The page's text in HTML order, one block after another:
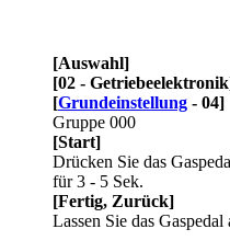
[Auswahl]
[02 -
[Grundeinstellung - 04]
Gruppe 000
[Start]
Drücken Sie das
für 3 - 5 Sek.
[Fertig, Zurück]
Lassen Sie das Gaspedal